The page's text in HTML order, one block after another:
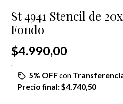
St 4941 Stencil de
Fondo
$4.990,00
5% OFFcon
Precio final: $4.740,50